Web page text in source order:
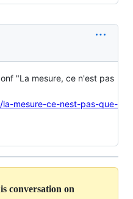
"La mesure, ce n'est pas
mesure-ce-nest-pas-que-
conversation on